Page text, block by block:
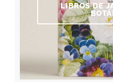
LIBROS DE